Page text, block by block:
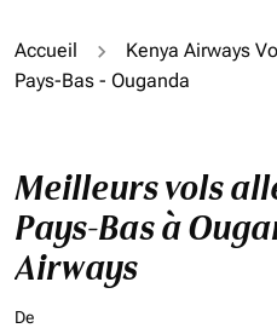
Accueil Kenya Airways
Pays-Bas - Ouganda
Meilleurs vols
Pays-Bas à
Airways
De